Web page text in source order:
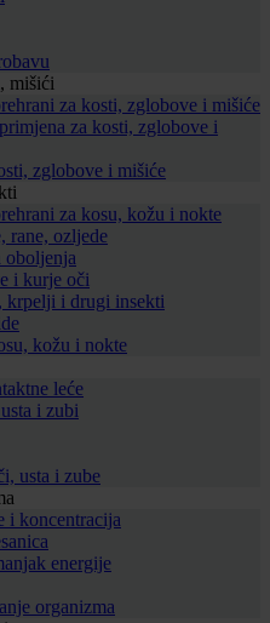
mišići
za kosti, zglobove i mišiće
za kosti, zglobove i
zglobove i mišiće
za kosu, kožu i nokte
rane, ozljede
i kurje oči
krpelji i drugi insekti
kožu i nokte
leće
i zubi
usta i zube
i koncentracija
energije
organizma